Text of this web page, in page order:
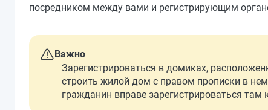
посредником между вами и регистрирующим
Важно
Зарегистрироваться в домиках,
строить жилой дом с правом прописки в
гражданин вправе зарегистрироваться там